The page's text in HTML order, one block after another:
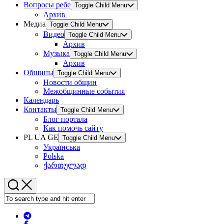
Вопросы ребе Toggle Child Menu
Архив
Медиа Toggle Child Menu
Видео Toggle Child Menu
Архив
Музыка Toggle Child Menu
Архив
Общины Toggle Child Menu
Новости общин
Межобщинные события
Календарь
Контакты Toggle Child Menu
Блог портала
Как помочь сайту
PL UA GE Toggle Child Menu
Українська
Polska
ქართულად